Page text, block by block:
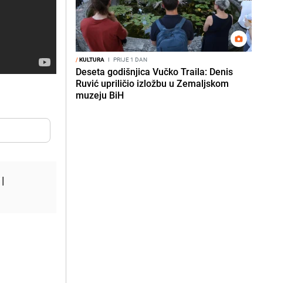
|
/KULTURA I PRIJE 1 DAN
Deseta godišnjica Vučko Traila: Denis
Ruvić upriličio izložbu u Zemaljskom
muzeju BiH